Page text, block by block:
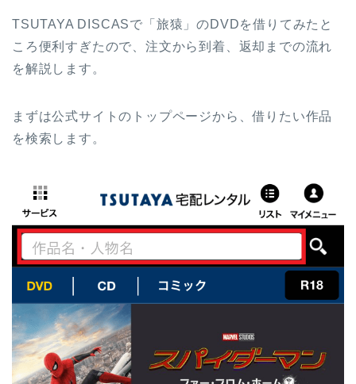
TSUTAYA DISCASで「旅猿」のDVDを借りてみたと
ころ便利すぎたので、注文から到着、返却までの流れ
を解説します。
まずは公式サイトのトップページから、借りたい作品
を検索します。